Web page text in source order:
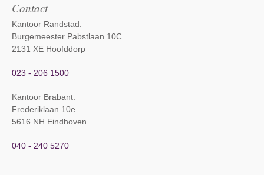
Contact
Kantoor Randstad:
Burgemeester Pabstlaan 10C
2131 XE Hoofddorp
023 - 206 1500
Kantoor Brabant:
Frederiklaan 10e
5616 NH Eindhoven
040 - 240 5270